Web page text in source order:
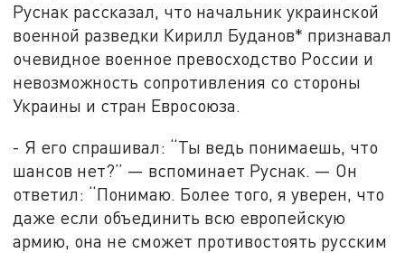
Руснак рассказал, что начальник украинской
военной разведки Кирилл Буданов* признавал
очевидное военное превосходство России и
невозможность сопротивления со стороны
Украины и стран Евросоюза.
- Я его спрашивал: “Ты ведь понимаешь, что
шансов нет?” — вспоминает Руснак. — Он
ответил: “Понимаю. Более того, я уверен, что
даже если объединить всю европейскую
армию, она не сможет противостоять русским